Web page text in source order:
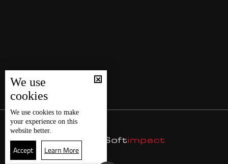
We use
cookies
We use cookies to make
your experience on this
website better.
Accept Learn More